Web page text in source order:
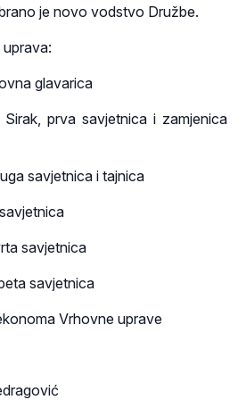
je novo vodstvo Družbe.
glavarica
prva savjetnica i zamjenica
savjetnica i tajnica
savjetnica
savjetnica
Vrhovne uprave